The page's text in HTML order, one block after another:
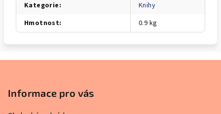
Kategorie:
Knihy
Hmotnost: 0.9 kg
Informace pro vás